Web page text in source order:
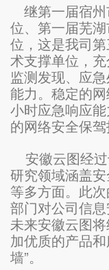
继第一届宿
位、第一届芜
位，这是我司
术支撑单位，
监测发现、应
能力。稳定的
小时应急响应
的网络安全保驾
安徽云图经
研究领域涵盖
等多方面。此
部门对公司信
未来安徽云图
加优质的产品
墙”。